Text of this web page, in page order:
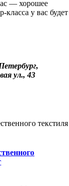
— хорошее
класса у вас будет
ул., 43